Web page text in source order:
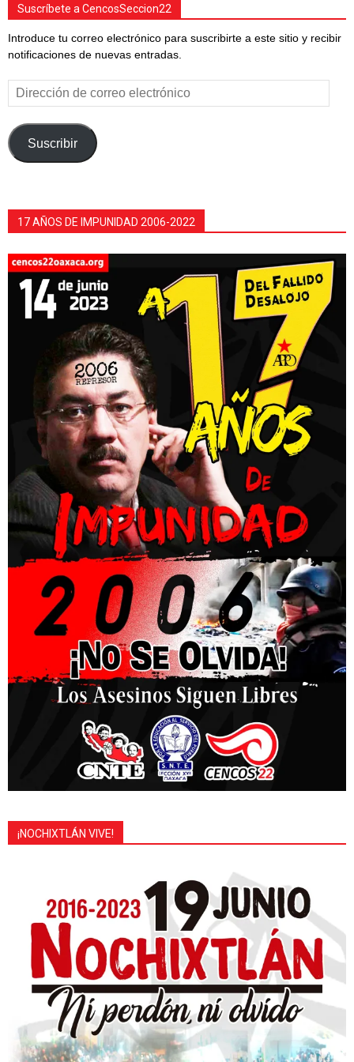
Suscríbete a CencosSeccion22
Introduce tu correo electrónico para suscribirte a este sitio y recibir
notificaciones de nuevas entradas.
Dirección
de
correo
electrónico
Suscribir
17 AÑOS DE IMPUNIDAD 2006-2022
¡NOCHIXTLÁN VIVE!